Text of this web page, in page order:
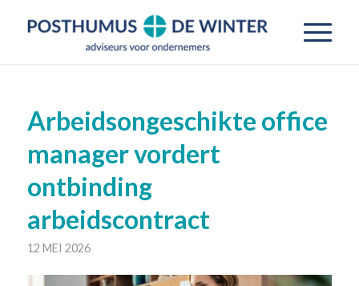
Arbeidsongeschikte office
manager vordert
ontbinding
arbeidscontract
12 MEI 2026